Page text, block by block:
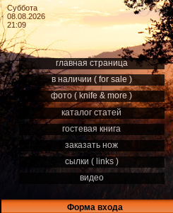
Суббота
08.08.2026
21:09
главная страница
в наличии ( for sale )
фото ( knife & more )
каталог статей
гостевая книга
заказать нож
сылки ( links )
видео
Форма входа